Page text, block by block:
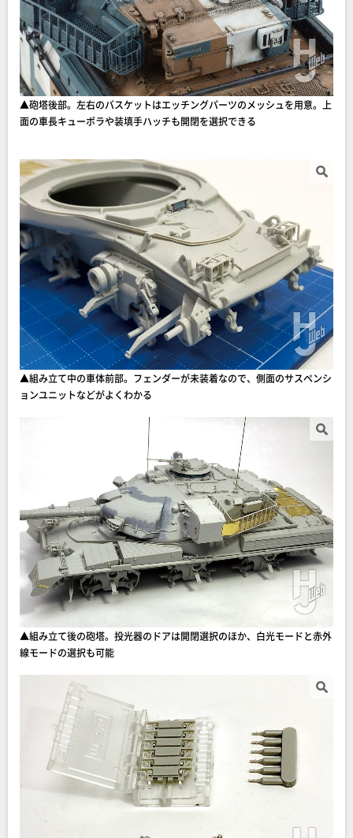
▲砲塔後部。左右のバスケットはエッチングパーツのメッシュを用意。上
面の車長キューポラや装填手ハッチも開閉を選択できる
▲組み立て中の車体前部。フェンダーが未装着なので、側面のサスペンシ
ョンユニットなどがよくわかる
▲組み立て後の砲塔。投光器のドアは開閉選択のほか、白光モードと赤外
線モードの選択も可能